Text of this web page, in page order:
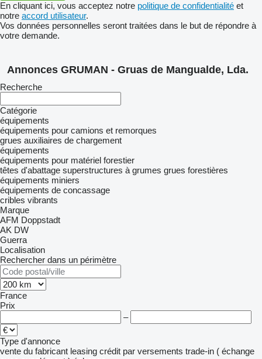
En cliquant ici, vous acceptez notre politique de confidentialité et
notre accord utilisateur.
Vos données personnelles seront traitées dans le but de répondre à
votre demande.
Annonces GRUMAN - Gruas de Mangualde, Lda.
Recherche
Catégorie
équipements
équipements pour camions et remorques
grues auxiliaires de chargement
équipements
équipements pour matériel forestier
têtes d'abattage superstructures à grumes grues forestières
équipements miniers
équipements de concassage
cribles vibrants
Marque
AFM Doppstadt
AK DW
Guerra
Localisation
Rechercher dans un périmètre
France
Prix
–
Type d'annonce
vente du fabricant leasing crédit par versements trade-in ( échange